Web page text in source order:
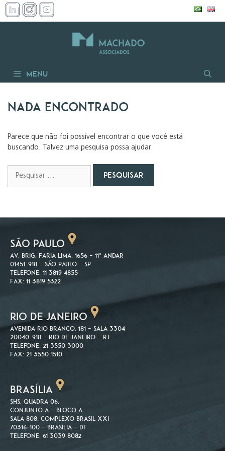
Pular
para
Menu
Nada encontrado
Parece que não foi possível encontrar o que você está
buscando. Talvez uma pesquisa possa ajudar.
por:
SÃO PAULO
Av. Brig. Faria Lima, 1656 – 11º andar
01451-918 – São Paulo – SP
Telefone: 11 3819 4855
Fax: 11 3819 5322
RIO DE JANEIRO
Avenida Rio Branco, 181 – Sala 3304
20040-918 – Rio de Janeiro – RJ
Telefone: 21 3550 3000
Fax: 21 3550 1510
BRASÍLIA
SHS. Quadra 06,
Conjunto A – Bloco A
Sala 808, Complexo Brasil XXI
70316-100 – Brasília – DF
Telefone: 61 3039 8082